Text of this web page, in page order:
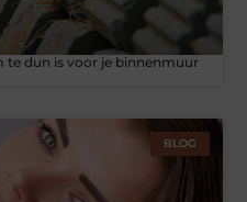
te dun is voor je binnenmuur
BLOG